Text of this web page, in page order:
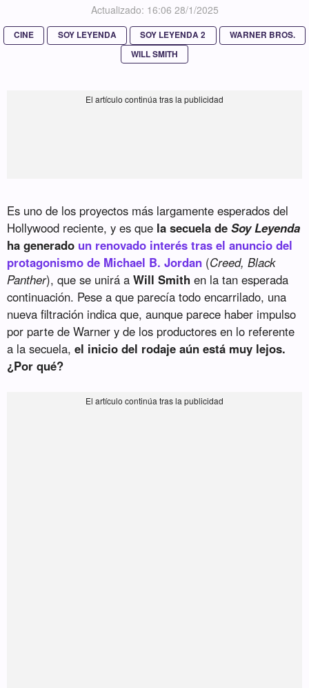
Actualizado: 16:06 28/1/2025
CINE SOY LEYENDA SOY LEYENDA 2
WARNER BROS.
WILL SMITH
Es uno de los proyectos más largamente esperados del
Hollywood reciente, y es que la secuela deSoy Leyenda
ha generado un renovado interés tras el anuncio del
protagonismo de Michael B. Jordan (Creed, Black
Panther), que se unirá aWill Smith en la tan esperada
continuación. Pese a que parecía todo encarrilado, una
nueva filtración indica que, aunque parece haber impulso
por parte de Warner y de los productores en lo referente
a la secuela,el inicio del rodaje aún está muy lejos.
¿Por qué?